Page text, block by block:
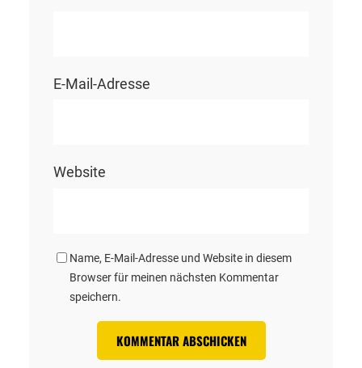
E-Mail-Adresse
Website
Name, E-Mail-Adresse und Website in diesem
Browser für meinen nächsten Kommentar
speichern.